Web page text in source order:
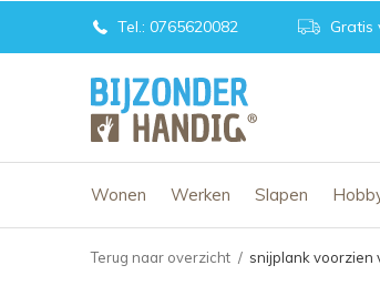
Wonen Werken Slapen
Tel.: 0765620082 Gratis
Terug naar overzicht snijplank voorzien